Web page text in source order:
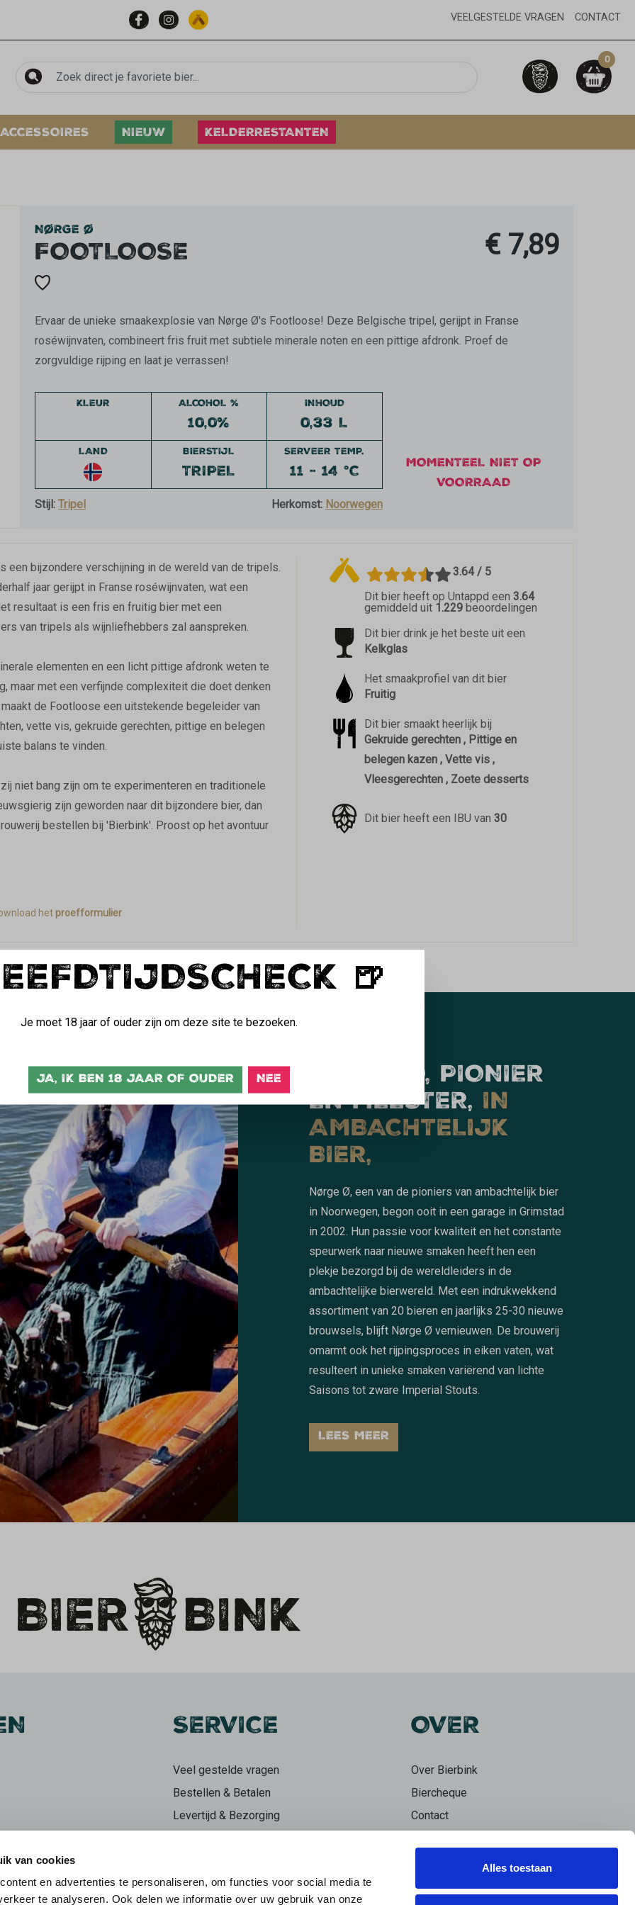
van cookies
en advertenties te personaliseren, om functies voor social media te
te analyseren. Ook delen we informatie over uw gebruik van onze
Alles toestaan
VEELGESTELDE VRAGEN CONTACT
0
ACCESSOIRES NIEUW KELDERRESTANTEN
NØRGE Ø
FOOTLOOSE € 7,89
Ervaar de unieke smaakexplosie van Nørge Ø's Footloose! Deze Belgische tripel, gerijpt in Franse
roséwijnvaten, combineert fris fruit met subtiele minerale noten en een pittige afdronk. Proef de
zorgvuldige rijping en laat je verrassen!
KLEUR ALCOHOL %
10,0%
INHOUD
0,33 L
LAND BIERSTIJL
TRIPEL
SERVEER TEMP.
11 - 14 °C
Stijl: Tripel Herkomst: Noorwegen
MOMENTEEL NIET OP
VOORRAAD
bijzondere verschijning in de wereld van de tripels.
jaar gerijpt in Franse roséwijnvaten, wat een
resultaat is een fris en fruitig bier met een
van tripels als wijnliefhebbers zal aanspreken.
elementen en een licht pittige afdronk weten te
maar met een verfijnde complexiteit die doet denken
de Footloose een uitstekende begeleider van
vette vis, gekruide gerechten, pittige en belegen
balans te vinden.
niet bang zijn om te experimenteren en traditionele
zijn geworden naar dit bijzondere bier, dan
bestellen bij 'Bierbink'. Proost op het avontuur
het proefformulier
3.64 / 5
Dit bier heeft op Untappd een 3.64
gemiddeld uit 1.229beoordelingen
Dit bier drink je het beste uit een
Kelkglas
Het smaakprofiel van dit bier
Fruitig
Dit bier smaakt heerlijk bij
Gekruide gerechten , Pittige en
belegen kazen , Vette vis ,
Vleesgerechten , Zoete desserts
Dit bier heeft een IBU van 30
NØRGE Ø, PIONIER
EN MEESTER, IN
AMBACHTELIJK
BIER,
Nørge Ø, een van de pioniers van ambachtelijk bier
in Noorwegen, begon ooit in een garage in Grimstad
in 2002. Hun passie voor kwaliteit en het constante
speurwerk naar nieuwe smaken heeft hen een
plekje bezorgd bij de wereldleiders in de
ambachtelijke bierwereld. Met een indrukwekkend
assortiment van 20 bieren en jaarlijks 25-30 nieuwe
brouwsels, blijft Nørge Ø vernieuwen. De brouwerij
omarmt ook het rijpingsproces in eiken vaten, wat
resulteert in unieke smaken variërend van lichte
Saisons tot zware Imperial Stouts.
LEES MEER
SERVICE
Veel gestelde vragen
Bestellen & Betalen
Levertijd & Bezorging
Herroepingsrecht
OVER
Over Bierbink
Biercheque
Contact
🍺
Je moet 18 jaar of ouder zijn om deze site te bezoeken.
JA, IK BEN 18 JAAR OF OUDER NEE